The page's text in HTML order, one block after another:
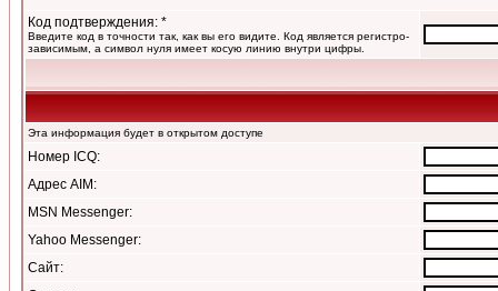
Код подтверждения: *
Введите код в точности так, как вы его видите. Код является регистро-
зависимым, а символ нуля имеет косую линию внутри цифры.
Эта информация будет в открытом доступе
Номер ICQ:
Адрес AIM:
MSN Messenger:
Yahoo Messenger:
Сайт: